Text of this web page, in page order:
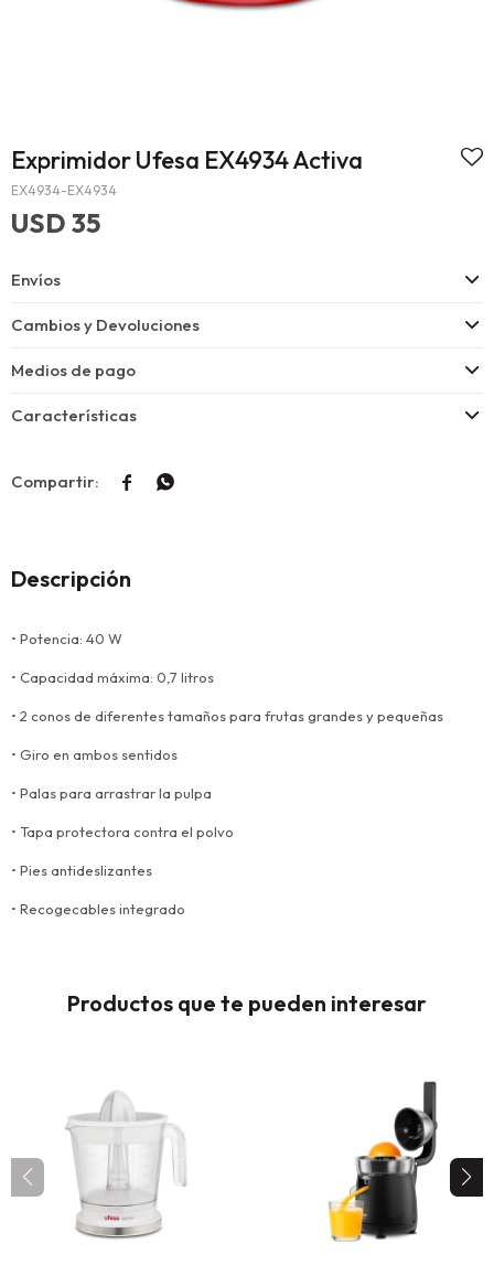
Exprimidor Ufesa EX4934 Activa
EX4934-EX4934
USD 35
Envíos
Cambios y Devoluciones
Medios de pago
Características
 
Descripción
• Potencia: 40 W
• Capacidad máxima: 0,7 litros
• 2 conos de diferentes tamaños para frutas grandes y pequeñas
• Giro en ambos sentidos
• Palas para arrastrar la pulpa
• Tapa protectora contra el polvo
• Pies antideslizantes
• Recogecables integrado
Productos que te pueden interesar